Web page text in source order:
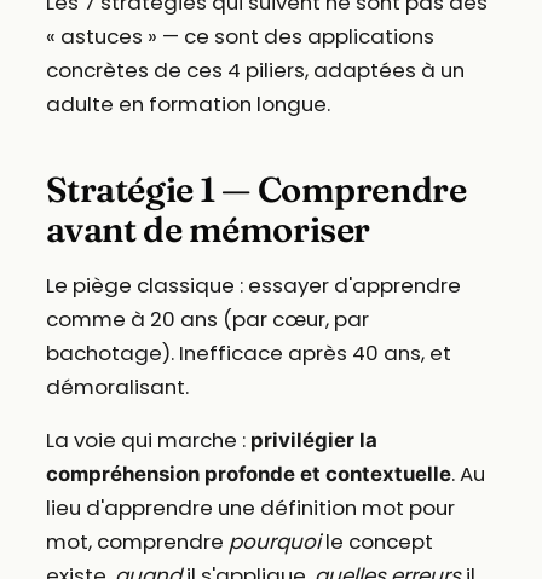
« astuces » — ce sont des applications
concrètes de ces 4 piliers, adaptées à un
adulte en formation longue.
Stratégie 1 — Comprendre
avant de mémoriser
Le piège classique : essayer d'apprendre
comme à 20 ans (par cœur, par
bachotage). Inefficace après 40 ans, et
démoralisant.
La voie qui marche : privilégier la
compréhension profonde et contextuelle. Au
lieu d'apprendre une définition mot pour
mot, comprendre pourquoile concept